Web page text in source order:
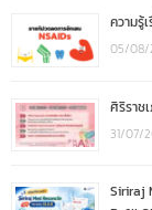
ความรู้
05/08/
ศิริราช
31/07/
Siriraj